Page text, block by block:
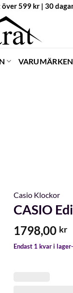
599 kr | 30
VARUMÄRKEN
Casio Klockor
CASIO
1798,00 kr
Endast 1 kvar i